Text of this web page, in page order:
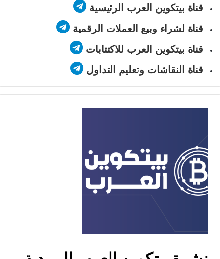
قناة بيتكوين العرب الرئيسية
قناة لشراء وبيع العملات الرقمية
قناة بيتكوين العرب للاكتتابات
قناة النقاشات وتعليم التداول